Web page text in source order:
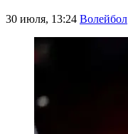
30 июля, 13:24 Волейбол